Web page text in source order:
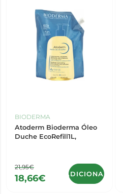
BIODERMA
Atoderm Bioderma Óleo
Duche EcoRefill1L,
21,95€
18,66€ ADICIONAR